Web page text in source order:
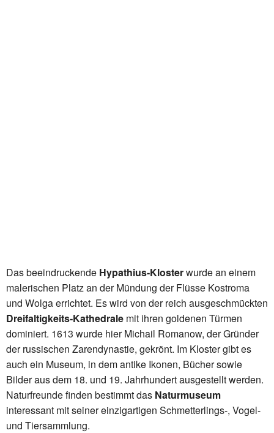
Das beeindruckende Hypathius-Klosterwurde an einem
malerischen Platz an der Mündung der Flüsse Kostroma
und Wolga errichtet. Es wird von der reich ausgeschmückten
Dreifaltigkeits-Kathedrale mit ihren goldenen Türmen
dominiert. 1613 wurde hier Michail Romanow, der Gründer
der russischen Zarendynastie, gekrönt. Im Kloster gibt es
auch ein Museum, in dem antike Ikonen, Bücher sowie
Bilder aus dem 18. und 19. Jahrhundert ausgestellt werden.
Naturfreunde finden bestimmt das Naturmuseum
interessant mit seiner einzigartigen Schmetterlings-, Vogel-
und Tiersammlung.